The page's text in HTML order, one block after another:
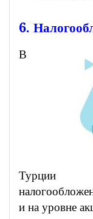
6.
В
Турции
и на уровне